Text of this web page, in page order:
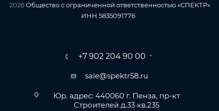
2026Общество с ограниченной ответственностью «СПЕКТР»
ИНН 5835091776
+7 902 204 90 00
sale@spektr58.ru
Юр. адрес: 440060 г. Пенза, пр-кт
Строителей д.33 кв.235